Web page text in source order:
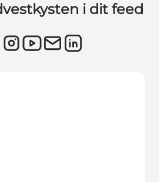
i dit feed